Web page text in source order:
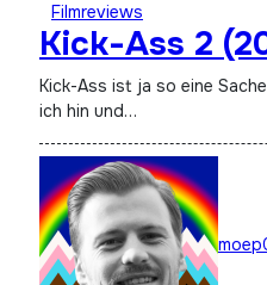
Filmreviews
Kick-Ass 2
Kick-Ass ist ja so eine Sache. Als der Film raus kam, war
ich hin und…